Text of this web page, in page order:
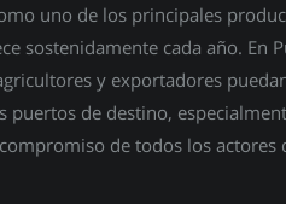
uno de los principales
sostenidamente cada año. En
y exportadores
puertos de destino,
de todos los actores